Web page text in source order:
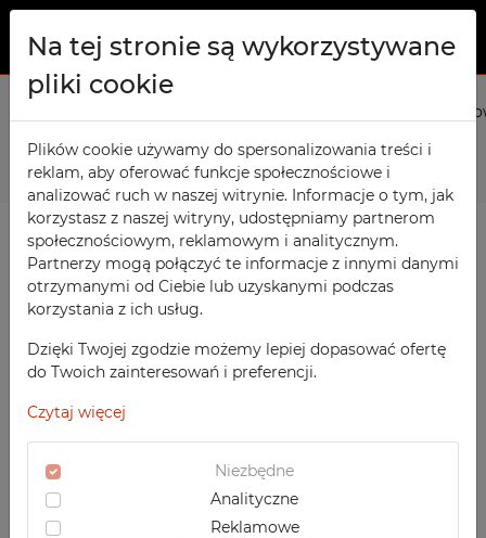
Na tej stronie są wykorzystywane
pliki cookie
Plików cookie używamy do spersonalizowania treści i
reklam, aby oferować funkcje społecznościowe i
analizować ruch w naszej witrynie. Informacje o tym, jak
korzystasz z naszej witryny, udostępniamy partnerom
społecznościowym, reklamowym i analitycznym.
Partnerzy mogą połączyć te informacje z innymi danymi
otrzymanymi od Ciebie lub uzyskanymi podczas
korzystania z ich usług.
Dzięki Twojej zgodzie możemy lepiej dopasować ofertę
do Twoich zainteresowań i preferencji.
Czytaj więcej
Niezbędne
Analityczne
Reklamowe
O NAS
PRODUKTY
Szafy TECHCODE RFID
Warsztatowe
Meble socjalne
Sportowe
Medyczne
Z nadrukiem
KONTAKT
ULUBIONE
OBSERWOWANE
LOGOWANIE
Szafki
Następny